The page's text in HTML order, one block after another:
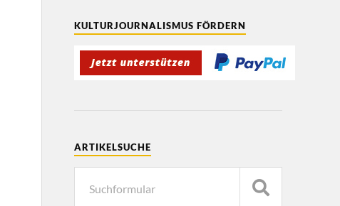
KULTURJOURNALISMUS FÖRDERN
ARTIKELSUCHE